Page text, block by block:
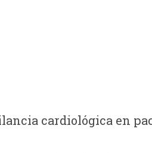
cardiológica en